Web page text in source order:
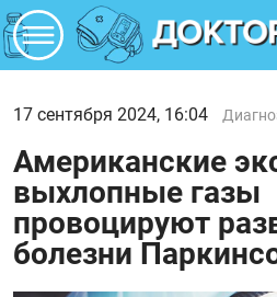
17 сентября 2024, 16:04
Американские
выхлопные газы
провоцируют
болезни